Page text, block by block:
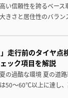
い信頼性を誇るベー
きさと居住性のバラ
走行前のタイヤ点
ック項目を解説
の過酷な環境 夏の道
50〜60℃以上に達し